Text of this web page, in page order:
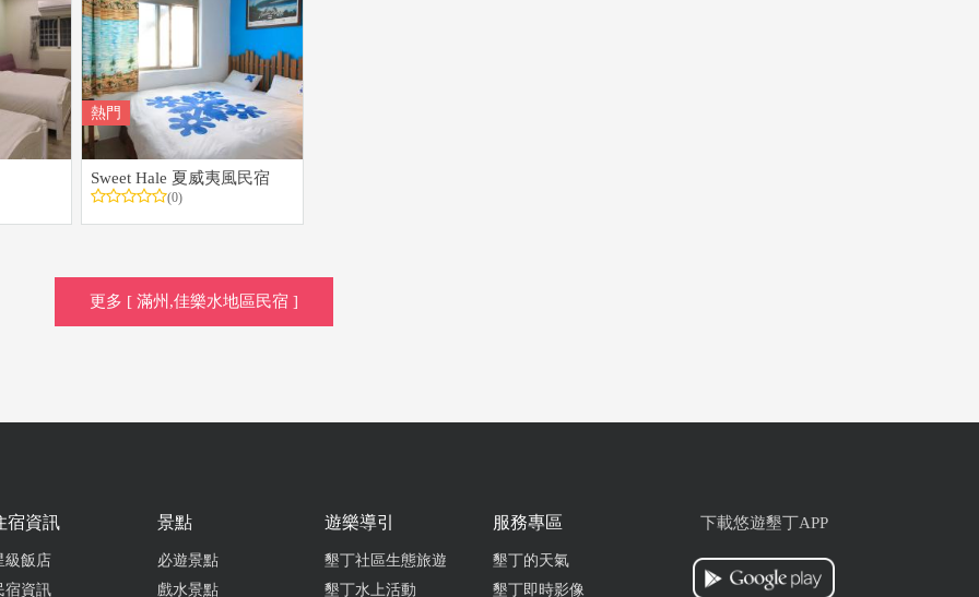
熱門
Sweet Hale 夏威夷風民宿
(0)
更多 [ 滿州,佳樂水地區民宿 ]
宿資訊
級飯店
宿資訊
景點
必遊景點
戲水景點
遊樂導引
墾丁社區生態旅遊
墾丁水上活動
服務專區
墾丁的天氣
墾丁即時影像
下載悠遊墾丁APP